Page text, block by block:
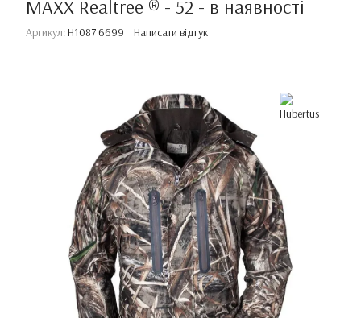
MAXX Realtree ® - 52 - в наявності
Артикул: H1087 6699 Написати відгук